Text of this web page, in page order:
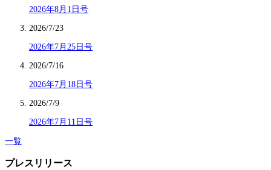
2026年8月1日号
2026/7/23
2026年7月25日号
2026/7/16
2026年7月18日号
2026/7/9
2026年7月11日号
一覧
プレスリリース